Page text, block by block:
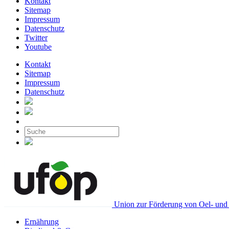
Sitemap
Impressum
Datenschutz
Twitter
Youtube
Kontakt
Sitemap
Impressum
Datenschutz
Union zur Förderung von Oel-
Ernährung